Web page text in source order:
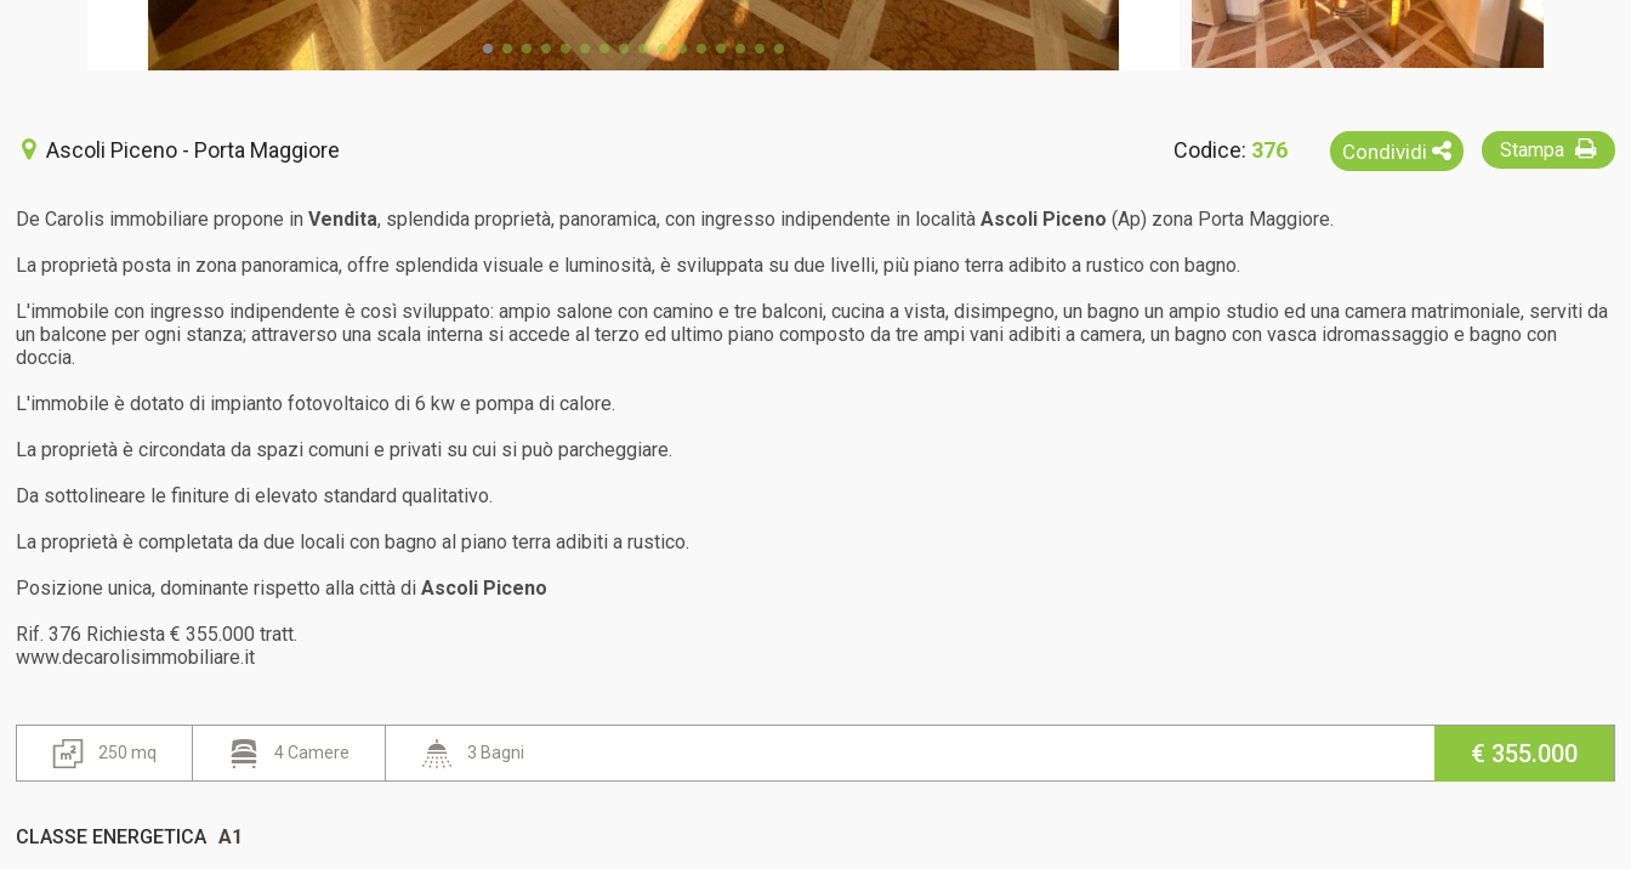
Ascoli Piceno - Porta Maggiore Stampa
Condividi
Codice: 376
De Carolis immobiliare propone inVendita, splendida proprietà, panoramica, con ingresso indipendente in localitàAscoli Piceno (Ap) zona Porta Maggiore.
La proprietà posta in zona panoramica, offre splendida visuale e luminosità, è sviluppata su due livelli, più piano terra adibito a rustico con bagno.
L'immobile con ingresso indipendente è così sviluppato: ampio salone con camino e tre balconi, cucina a vista, disimpegno, un bagno un ampio studio ed una camera matrimoniale, serviti da
un balcone per ogni stanza; attraverso una scala interna si accede al terzo ed ultimo piano composto da tre ampi vani adibiti a camera, un bagno con vasca idromassaggio e bagno con
doccia.
L'immobile è dotato di impianto fotovoltaico di 6 kw e pompa di calore.
La proprietà è circondata da spazi comuni e privati su cui si può parcheggiare.
Da sottolineare le finiture di elevato standard qualitativo.
La proprietà è completata da due locali con bagno al piano terra adibiti a rustico.
Posizione unica, dominante rispetto alla città diAscoli Piceno
Rif. 376 Richiesta € 355.000 tratt.
www.decarolisimmobiliare.it
250 mq 4 Camere 3 Bagni € 355.000
CLASSE ENERGETICA A1